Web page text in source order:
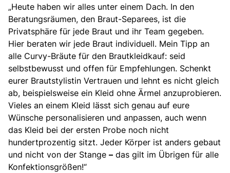
„Heute haben wir alles unter einem Dach. In den
Beratungsräumen, den Braut-Separees, ist die
Privatsphäre für jede Braut und ihr Team gegeben.
Hier beraten wir jede Braut individuell. Mein Tipp an
alle Curvy-Bräute für den Brautkleidkauf: seid
selbstbewusst und offen für Empfehlungen. Schenkt
eurer Brautstylistin Vertrauen und lehnt es nicht gleich
ab, beispielsweise ein Kleid ohne Ärmel anzuprobieren.
Vieles an einem Kleid lässt sich genau auf eure
Wünsche personalisieren und anpassen, auch wenn
das Kleid bei der ersten Probe noch nicht
hundertprozentig sitzt. Jeder Körper ist anders gebaut
und nicht von der Stange – das gilt im Übrigen für alle
Konfektionsgrößen!“